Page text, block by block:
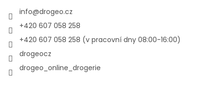
info@drogeo.cz
+420 607 058 258
+420 607 058 258 (v pracovní dny 08:00-16:00)
drogeocz
drogeo_online_drogerie